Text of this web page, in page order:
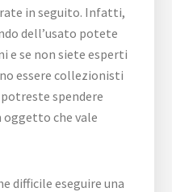
in seguito. Infatti,
dell’usato potete
e se non siete esperti
essere collezionisti
spendere
oggetto che vale
difficile eseguire una